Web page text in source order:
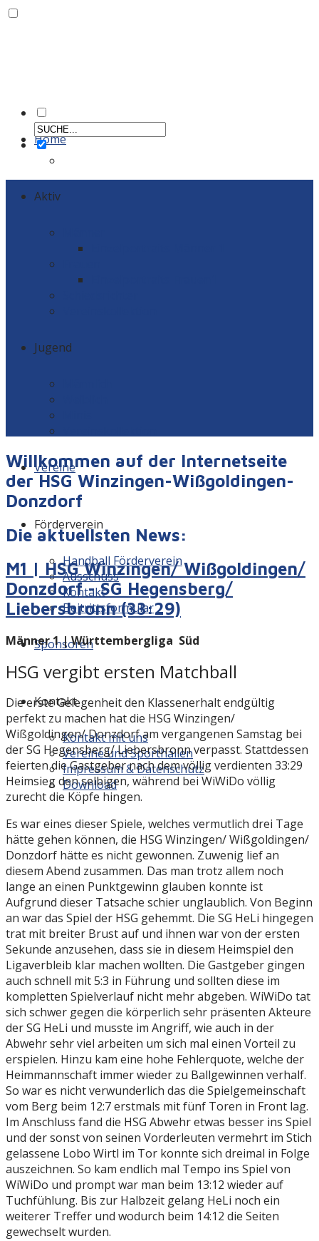
Home
Aktiv
Jugend
Vereine
Förderverein
Handball Förderverein
Ausschuss
Kontakt
Beitrittsformular
Sponsoren
Kontakt
Kontakt mit uns
Vereine und Sporthallen
Impressum & Datenschutz
Download
Willkommen auf der Internetseite
der HSG Winzingen-Wißgoldingen-
Donzdorf
Die aktuellsten News:
M1 | HSG Winzingen/ Wißgoldingen/
Donzdorf - SG Hegensberg/
Liebersbronn (33:29)
Männer 1 |Württembergliga Süd
HSG vergibt ersten Matchball
Die erste Gelegenheit den Klassenerhalt endgültig
perfekt zu machen hat die HSG Winzingen/
Wißgoldingen/ Donzdorf am vergangenen Samstag bei
der SG Hegensberg/ Liebersbronn verpasst. Stattdessen
feierten die Gastgeber nach dem völlig verdienten 33:29
Heimsieg den selbigen, während bei WiWiDo völlig
zurecht die Köpfe hingen.
Es war eines dieser Spiele, welches vermutlich drei Tage
hätte gehen können, die HSG Winzingen/ Wißgoldingen/
Donzdorf hätte es nicht gewonnen. Zuwenig lief an
diesem Abend zusammen. Das man trotz allem noch
lange an einen Punktgewinn glauben konnte ist
Aufgrund dieser Tatsache schier unglaublich. Von Beginn
an war das Spiel der HSG gehemmt. Die SG HeLi hingegen
trat mit breiter Brust auf und ihnen war von der ersten
Sekunde anzusehen, dass sie in diesem Heimspiel den
Ligaverbleib klar machen wollten. Die Gastgeber gingen
auch schnell mit 5:3 in Führung und sollten diese im
kompletten Spielverlauf nicht mehr abgeben. WiWiDo tat
sich schwer gegen die körperlich sehr präsenten Akteure
der SG HeLi und musste im Angriff, wie auch in der
Abwehr sehr viel arbeiten um sich mal einen Vorteil zu
erspielen. Hinzu kam eine hohe Fehlerquote, welche der
Heimmannschaft immer wieder zu Ballgewinnen verhalf.
So war es nicht verwunderlich das die Spielgemeinschaft
vom Berg beim 12:7 erstmals mit fünf Toren in Front lag.
Im Anschluss fand die HSG Abwehr etwas besser ins Spiel
und der sonst von seinen Vorderleuten vermehrt im Stich
gelassene Lobo Wirtl im Tor konnte sich dreimal in Folge
auszeichnen. So kam endlich mal Tempo ins Spiel von
WiWiDo und prompt war man beim 13:12 wieder auf
Tuchfühlung. Bis zur Halbzeit gelang HeLi noch ein
weiterer Treffer und wodurch beim 14:12 die Seiten
gewechselt wurden.